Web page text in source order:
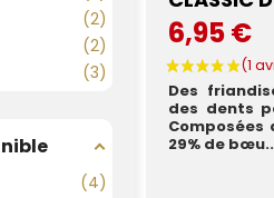
2
2
3
4
6,95 €
Des
des dents
Composées
29% de